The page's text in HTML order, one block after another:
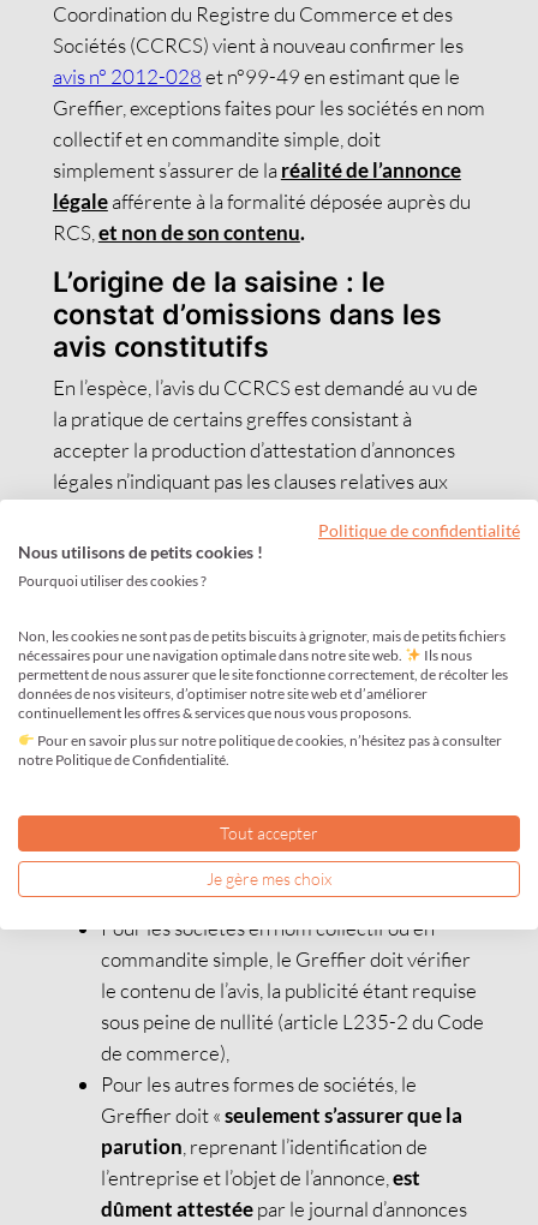
Coordination du Registre du Commerce et des
Sociétés (CCRCS) vient à nouveau confirmer les
avis n° 2012-028et n°99-49 en estimant que le
Greffier, exceptions faites pour les sociétés en nom
collectif et en commandite simple, doit
simplement s’assurer de la réalité de l’annonce
légaleafférente à la formalité déposée auprès du
RCS, et non de son contenu.
L’origine de la saisine : le
constat d’omissions dans les
avis constitutifs
En l’espèce, l’avis du CCRCS est demandé au vu de
la pratique de certains greffes consistant à
accepter la production d’attestation d’annonces
légales n’indiquant pas les clauses relatives aux
du droit de vote ainsi qu’aux modalités de cession
d’actions lors de la création d’une société par
La distinction du contrôle selon
la forme juridique (Art. R210-4)
Rappelant toutefois que l’article R210-4 du Code
de commerce prévoit que ces mentions doivent
dans un journal d’annonces légales, le CCRCS
rappelle que le contrôle du Greffier diffère suivant
le type de sociétés :
Pour les sociétés en nom collectif ou en
commandite simple, le Greffier doit vérifier
le contenu de l’avis, la publicité étant requise
sous peine de nullité (article L235-2 du Code
de commerce),
Pour les autres formes de sociétés, le
Greffier doit «seulement s’assurerque la
parution , reprenant l’identification de
l’entreprise et l’objet de l’annonce, est
dûment attestéepar le journal d’annonces
Politique de confidentialité
Nous utilisons de petits cookies !
Pourquoi utiliser des cookies ?
Non, les cookies ne sont pas de petits biscuits à grignoter, mais de petits fichiers
nécessaires pour une navigation optimale dans notre site web.
Ils nous
permettent de nous assurer que le site fonctionne correctement, de récolter les
données de nos visiteurs, d’optimiser notre site web et d’améliorer
continuellement les offres & services que nous vous proposons.
Pour en savoir plus sur notre politique de cookies, n’hésitez pas à consulter
notre Politique de Confidentialité.
Tout accepter
Je gère mes choix